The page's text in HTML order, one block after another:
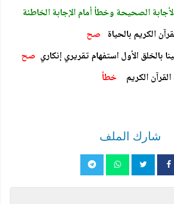
الصحيحة وخطأ أمام الإجابة الخاطئة
الكريم بالحياة صح
بالخلق الأول استفهام تقريري إنكاري صح
الكريم
خطأ
شارك الملف